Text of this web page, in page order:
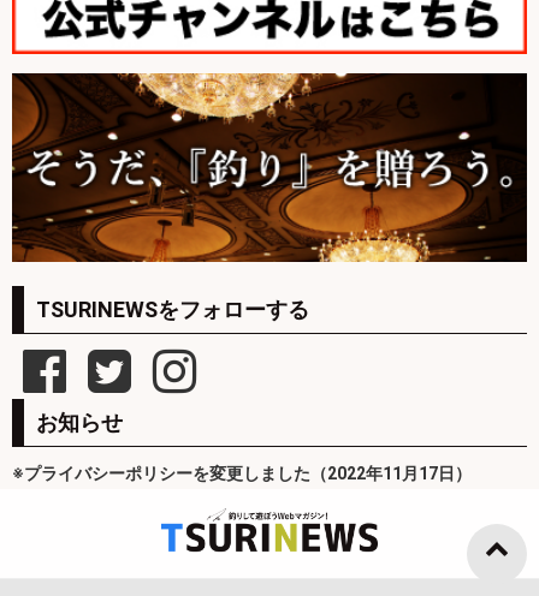
TSURINEWSをフォローする
お知らせ
※プライバシーポリシーを変更しました（2022年11月17日）